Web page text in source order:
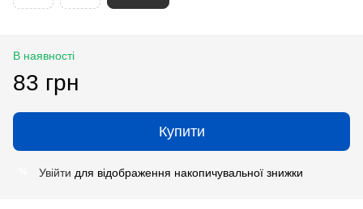
В наявності
83 грн
Купити
Увійти для відображення накопичувальної знижки